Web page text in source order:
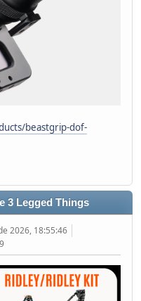
beastgrip-dof-
3 Legged Things
2026, 18:55:46